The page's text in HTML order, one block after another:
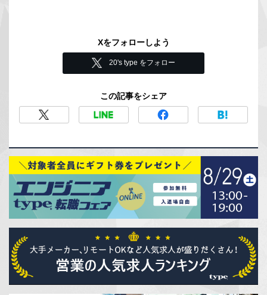
Xをフォローしよう
20's type をフォロー
この記事をシェア